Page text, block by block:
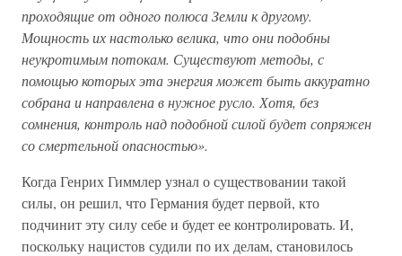
проходящие от одного полюса Земли к другому.
Мощность их настолько велика, что они подобны
неукротимым потокам. Существуют методы, с
помощью которых эта энергия может быть аккуратно
собрана и направлена в нужное русло. Хотя, без
сомнения, контроль над подобной силой будет сопряжен
со смертельной опасностью».
Когда Генрих Гиммлер узнал о существовании такой
силы, он решил, что Германия будет первой, кто
подчинит эту силу себе и будет ее контролировать. И,
поскольку нацистов судили по их делам, становилось